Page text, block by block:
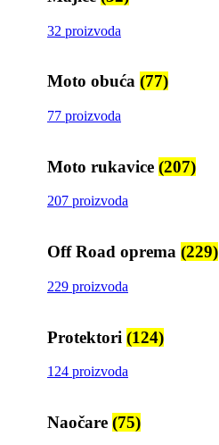
32 proizvoda
Moto obuća (77)
77 proizvoda
Moto rukavice (207)
207 proizvoda
Off Road oprema (229)
229 proizvoda
Protektori (124)
124 proizvoda
Naočare (75)